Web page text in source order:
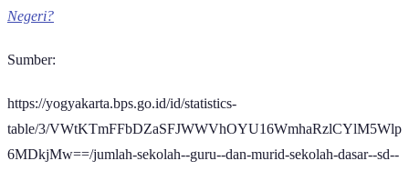
Negeri?
Sumber:
https://yogyakarta.bps.go.id/id/statistics-
table/3/VWtKTmFFbDZaSFJWWVhOYU16WmhaRzlCYlM5Wlp
6MDkjMw==/jumlah-sekolah--guru--dan-murid-sekolah-dasar--sd--